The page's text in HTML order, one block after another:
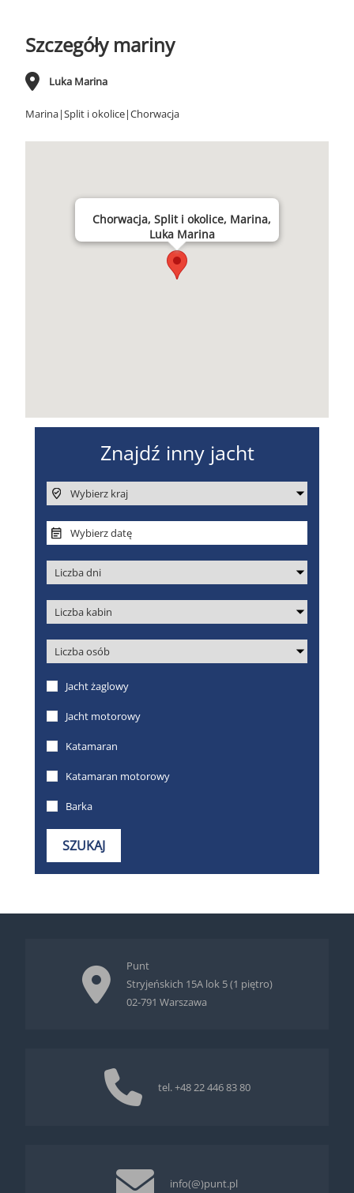
Szczegóły mariny
Luka Marina
Marina|Split i okolice|Chorwacja
Chorwacja, Split i okolice, Marina,
Luka Marina
Punt
Stryjeńskich 15A lok 5 (1 piętro)
02-791 Warszawa
tel. +48 22 446 83 80
info(@)punt.pl